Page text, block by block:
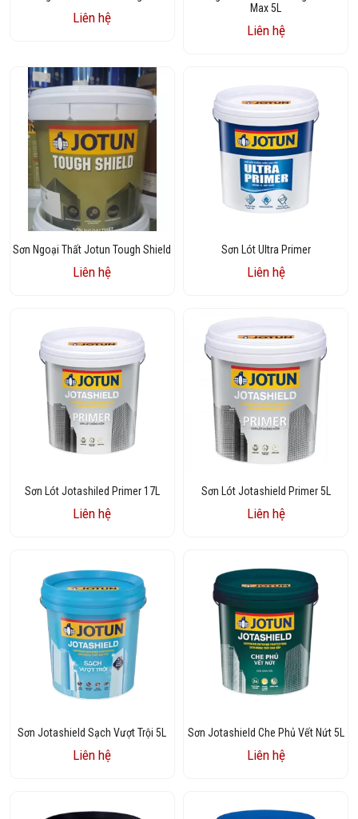
Liên hệ
Max 5L
Liên hệ
Sơn Ngoại Thất Jotun Tough Shield
Liên hệ
Sơn Lót Ultra Primer
Liên hệ
Sơn Lót Jotashiled Primer 17L
Liên hệ
Sơn Lót Jotashield Primer 5L
Liên hệ
Sơn Jotashield Sạch Vượt Trội 5L
Liên hệ
Sơn Jotashield Che Phủ Vết Nứt 5L
Liên hệ